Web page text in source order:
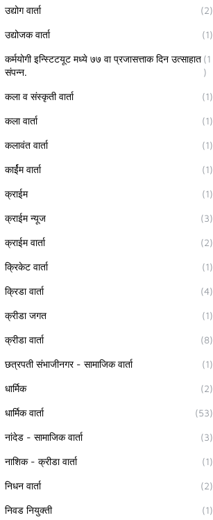
उद्योग वार्ता (2)
उद्योजक वार्ता (1)
कर्मयोगी इन्स्टिटयूट मध्ये ७७ वा प्रजासत्ताक दिन उत्साहात
संपन्न.
(1
)
कला व संस्कृती वार्ता (1)
कला वार्ता (1)
कलावंत वार्ता (1)
कार्ईम वार्ता (1)
क्राईम (1)
क्राईम न्यूज (3)
क्राईम वार्ता (2)
क्रिकेट वार्ता (1)
क्रिडा वार्ता (4)
क्रीडा जगत (1)
क्रीडा वार्ता (8)
छत्रपती संभाजीनगर - सामाजिक वार्ता (1)
धार्मिक (2)
धार्मिक वार्ता (53)
नांदेड - सामाजिक वार्ता (3)
नाशिक - क्रीडा वार्ता (1)
निधन वार्ता (2)
निवड नियुक्ती (1)